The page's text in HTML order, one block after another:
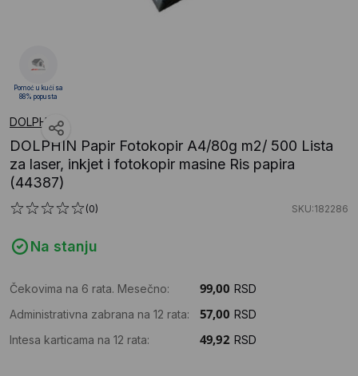
DOLPHIN
DOLPHIN Papir Fotokopir A4/80g m2/ 500 Lista
za laser, inkjet i fotokopir masine Ris papira
(44387)
(0) SKU:182286
Na stanju
Čekovima na 6 rata. Mesečno:
RSD
Administrativna zabrana na 12 rata:
RSD
Intesa karticama na 12 rata:
RSD
Pomoć u kući sa
88% popusta